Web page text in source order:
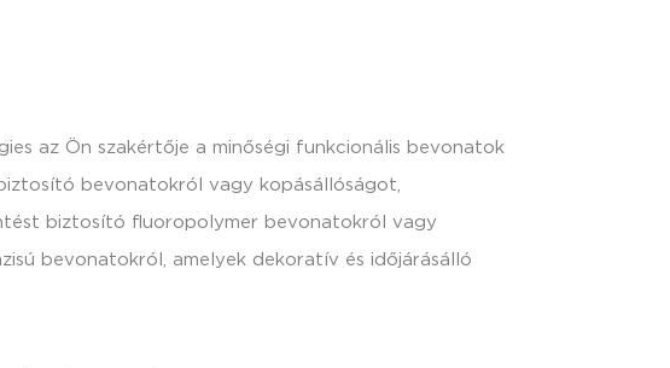
az Ön szakértője a minőségi funkcionális bevonatok
bevonatokról vagy kopásállóságot,
biztosító fluoropolymer bevonatokról vagy
bevonatokról, amelyek dekoratív és időjárásálló